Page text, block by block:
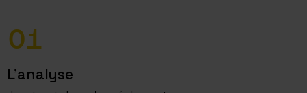
L’analyse